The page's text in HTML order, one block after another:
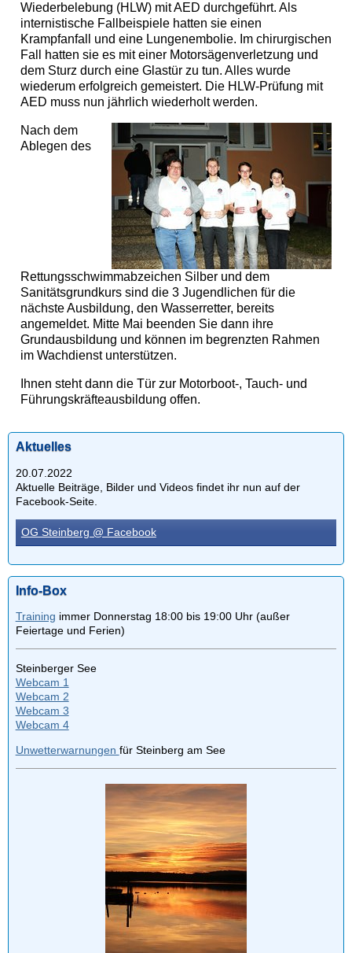
Wiederbelebung (HLW) mit AED durchgeführt. Als
internistische Fallbeispiele hatten sie einen
Krampfanfall und eine Lungenembolie. Im chirurgischen
Fall hatten sie es mit einer Motorsägenverletzung und
dem Sturz durch eine Glastür zu tun. Alles wurde
wiederum erfolgreich gemeistert. Die HLW-Prüfung mit
AED muss nun jährlich wiederholt werden.
Nach dem
Ablegen des
Rettungsschwimmabzeichen Silber und dem
Sanitätsgrundkurs sind die 3 Jugendlichen für die
nächste Ausbildung, den Wasserretter, bereits
angemeldet. Mitte Mai beenden Sie dann ihre
Grundausbildung und können im begrenzten Rahmen
im Wachdienst unterstützen.
Ihnen steht dann die Tür zur Motorboot-, Tauch- und
Führungskräfteausbildung offen.
Aktuelles
20.07.2022
Aktuelle Beiträge, Bilder und Videos findet ihr nun auf der
Facebook-Seite.
OG Steinberg @ Facebook
Info-Box
Training immer Donnerstag 18:00 bis 19:00 Uhr (außer
Feiertage und Ferien)
Steinberger See
Webcam 1
Webcam 2
Webcam 3
Webcam 4
Unwetterwarnungen für Steinberg am See